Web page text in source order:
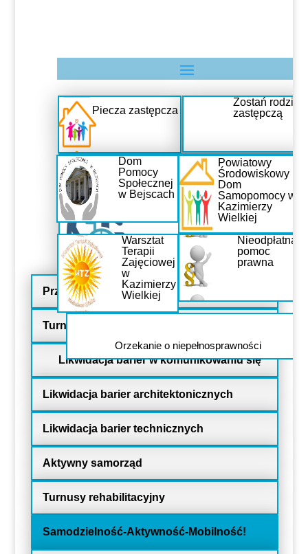
Piecza zastępcza
Zostań rodziną
zastępczą
Osoby usamodzielniane
Osoby z niepełnosprawnością
Przeciwdziałanie przemocy domowej,
osoby w kryzysie
Dom
Pomocy
Społecznej
w Bejscach
Powiatowy
Środowiskowy
Dom
Samopomocy w
Kazimierzy
Wielkiej
Warsztat
Terapii
Zajęciowej
w
Kazimierzy
Wielkiej
Nieodpłatna
pomoc
prawna
Orzekanie o niepełnosprawności
Przedmioty ortopedyczne
Turnus rehabilitacyjny
Likwidacja barier w komunikowaniu się
Likwidacja barier architektonicznych
Likwidacja barier technicznych
Aktywny samorząd
Turnusy rehabilitacyjny
Samodzielność-Aktywność-Mobilność!